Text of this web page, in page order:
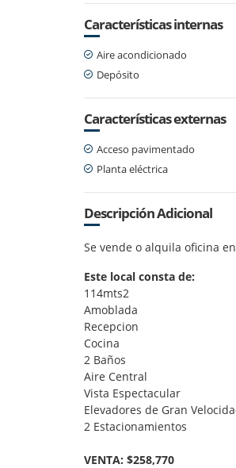
Características internas
Aire acondicionado
Depósito
Características externas
Acceso pavimentado
Planta eléctrica
Descripción Adicional
Se vende o alquila oficina
Este local consta de:
114mts2
Amoblada
Recepcion
Cocina
2 Baños
Aire Central
Vista Espectacular
Elevadores de Gran
2 Estacionamientos
VENTA: $258,770